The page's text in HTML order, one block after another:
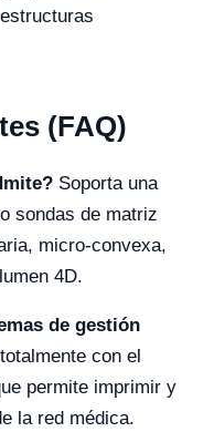
(FAQ)
Soporta una
sondas de matriz
micro-convexa,
4D.
de gestión
con el
permite imprimir y
la red médica.